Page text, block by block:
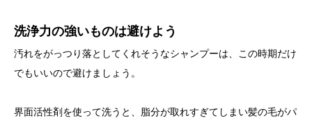
洗浄力の強いものは避けよう
汚れをがっつり落としてくれそうなシャンプーは、この時期だけ
でもいいので避けましょう。
界面活性剤を使って洗うと、脂分が取れすぎてしまい髪の毛がパ